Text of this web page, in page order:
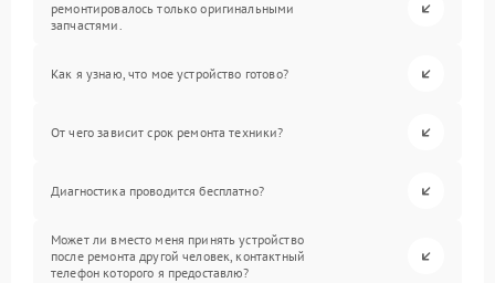
ремонтировалось только оригинальными
запчастями.
Как я узнаю, что мое устройство готово?
От чего зависит срок ремонта техники?
Диагностика проводится бесплатно?
Может ли вместо меня принять устройство
после ремонта другой человек, контактный
телефон которого я предоставлю?